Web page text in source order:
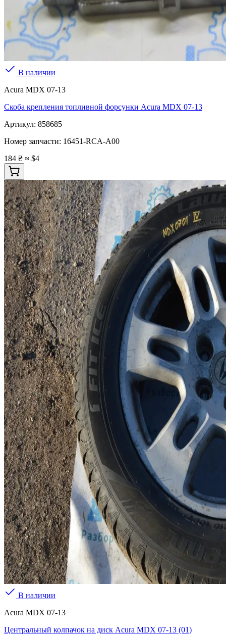
В наличии
Acura MDX 07-13
Скоба крепления топливной форсунки Acura MDX 07-13
Артикул: 858685
Номер запчасти: 16451-RCA-A00
184 ₴ ≈ $4
В наличии
Acura MDX 07-13
Центральный колпачок на диск Acura MDX 07-13 (01)